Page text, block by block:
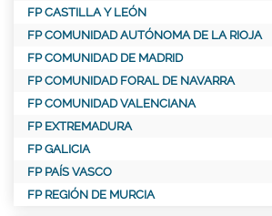
FP CASTILLA Y LEÓN
FP COMUNIDAD AUTÓNOMA DE LA RIOJA
FP COMUNIDAD DE MADRID
FP COMUNIDAD FORAL DE NAVARRA
FP COMUNIDAD VALENCIANA
FP EXTREMADURA
FP GALICIA
FP PAÍS VASCO
FP REGIÓN DE MURCIA